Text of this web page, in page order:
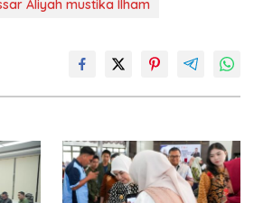
Aliyah mustika Ilham